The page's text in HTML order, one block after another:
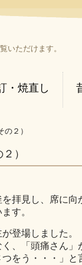
いただけます。
・焼直し
２）
）
拝見し、席に向
す。
登場しました。
、「頭痛さん
をう・・・」